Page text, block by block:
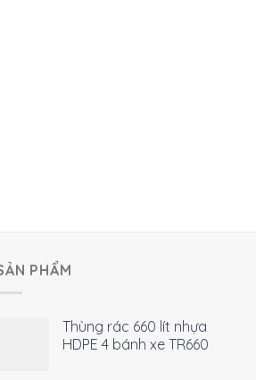
PHẨM
Thùng rác 660 lít nhựa
HDPE 4 bánh xe TR660